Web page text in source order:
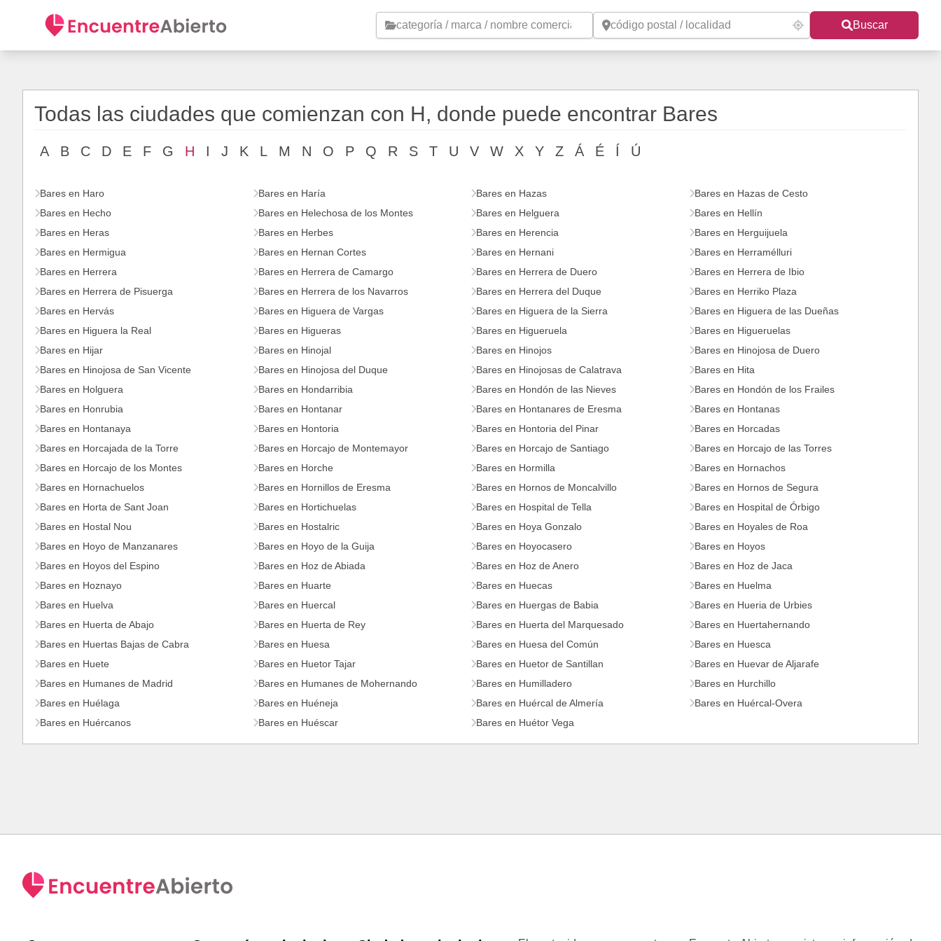
Buscar
Todas las ciudades que comienzan con H, donde puede encontrar Bares
A B C D E F G H I J K L M N O P Q R S T U V W X Y Z Á É Í Ú
Bares en Haro Bares en Haría Bares en Hazas
Bares en Hazas de Cesto
Bares en Hecho
Bares en Helechosa de los Montes Bares en Helguera
Bares en Hellín
Bares en Heras
Bares en Herbes Bares en Herencia
Bares en Herguijuela
Bares en Hermigua
Bares en Hernan Cortes Bares en Hernani
Bares en Herramélluri
Bares en Herrera
Bares en Herrera de Camargo Bares en Herrera de Duero
Bares en Herrera de Ibio
Bares en Herrera de Pisuerga
Bares en Herrera de los Navarros Bares en Herrera del Duque
Bares en Herriko Plaza
Bares en Hervás
Bares en Higuera de Vargas Bares en Higuera de la Sierra
Bares en Higuera de las Dueñas
Bares en Higuera la Real
Bares en Higueras Bares en Higueruela
Bares en Higueruelas
Bares en Hijar
Bares en Hinojal Bares en Hinojos
Bares en Hinojosa de Duero
Bares en Hinojosa de San Vicente
Bares en Hinojosa del Duque Bares en Hinojosas de Calatrava
Bares en Hita
Bares en Holguera
Bares en Hondarribia Bares en Hondón de las Nieves
Bares en Hondón de los Frailes
Bares en Honrubia
Bares en Hontanar Bares en Hontanares de Eresma
Bares en Hontanas
Bares en Hontanaya
Bares en Hontoria Bares en Hontoria del Pinar
Bares en Horcadas
Bares en Horcajada de la Torre
Bares en Horcajo de Montemayor Bares en Horcajo de Santiago
Bares en Horcajo de las Torres
Bares en Horcajo de los Montes
Bares en Horche Bares en Hormilla
Bares en Hornachos
Bares en Hornachuelos
Bares en Hornillos de Eresma Bares en Hornos de Moncalvillo
Bares en Hornos de Segura
Bares en Horta de Sant Joan
Bares en Hortichuelas Bares en Hospital de Tella
Bares en Hospital de Órbigo
Bares en Hostal Nou
Bares en Hostalric Bares en Hoya Gonzalo
Bares en Hoyales de Roa
Bares en Hoyo de Manzanares
Bares en Hoyo de la Guija Bares en Hoyocasero
Bares en Hoyos
Bares en Hoyos del Espino
Bares en Hoz de Abiada Bares en Hoz de Anero
Bares en Hoz de Jaca
Bares en Hoznayo
Bares en Huarte Bares en Huecas
Bares en Huelma
Bares en Huelva
Bares en Huercal Bares en Huergas de Babia
Bares en Hueria de Urbies
Bares en Huerta de Abajo
Bares en Huerta de Rey Bares en Huerta del Marquesado
Bares en Huertahernando
Bares en Huertas Bajas de Cabra
Bares en Huesa Bares en Huesa del Común
Bares en Huesca
Bares en Huete
Bares en Huetor Tajar Bares en Huetor de Santillan
Bares en Huevar de Aljarafe
Bares en Humanes de Madrid
Bares en Humanes de Mohernando Bares en Humilladero
Bares en Hurchillo
Bares en Huélaga
Bares en Huéneja Bares en Huércal de Almería
Bares en Huércal-Overa
Bares en Huércanos
Bares en Huéscar Bares en Huétor Vega